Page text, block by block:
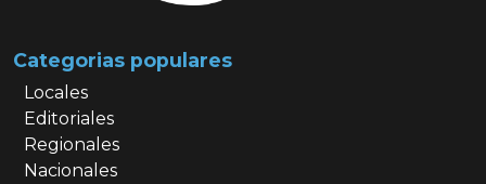
Categorias populares
Locales
Editoriales
Regionales
Nacionales